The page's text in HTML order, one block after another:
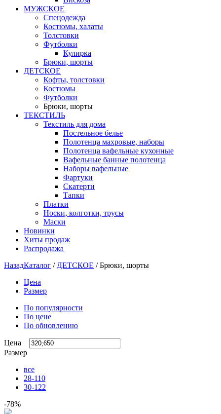
МУЖСКОЕ
Спецодежда
Костюмы, халаты
Толстовки
Футболки
Кулирка
Брюки, шорты
ДЕТСКОЕ
Кофты, толстовки
Костюмы
Футболки
Брюки, шорты
ТЕКСТИЛЬ
Текстиль для дома
Постельное белье
Полотенца махровые, наборы
Полотенца вафельные кухонные
Вафельные банные полотенца
Наборы вафельные
Фартуки
Скатерти
Тапки
Платки
Носки, колготки, трусы
Маски
Новинки
Хиты продаж
Распродажа
НазадКаталог / ДЕТСКОЕ /Брюки, шорты
Цена
Размер
По популярности
По цене
По обновлению
Цена
Размер
все
28-110
30-122
-78%